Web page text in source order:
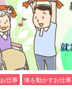
仕事 体を動かすお仕事